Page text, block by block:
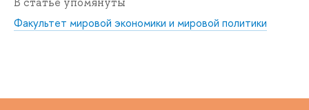
Факультет мировой экономики и мировой политики